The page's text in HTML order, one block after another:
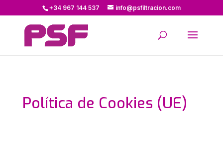
+34 967 144 537 info@psfiltracion.com
Política de Cookies (UE)